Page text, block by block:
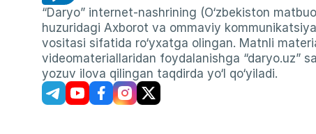
“Daryo” internet-nashrining (O‘zbekiston
huzuridagi Axborot va ommaviy
vositasi sifatida ro‘yxatga olingan. Matnli
videomateriallaridan foydalanishga “daryo.uz”
yozuv ilova qilingan taqdirda yo‘l qo‘yiladi.